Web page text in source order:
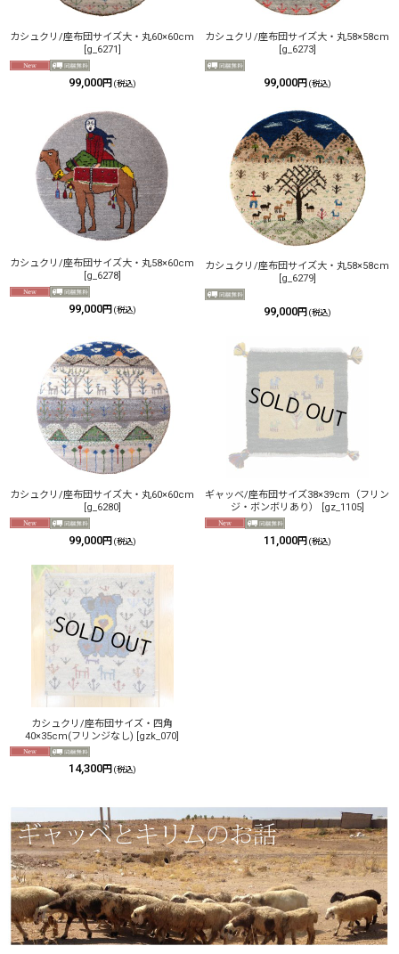
カシュクリ/座布団サイズ大・丸60×60cm
g_6271
99,000円 (税込)
カシュクリ/座布団サイズ大・丸58×58cm
[g_6273]
99,000円 (税込)
カシュクリ/座布団サイズ大・丸58×60cm
g_6278]
99,000円 (税込)
カシュクリ/座布団サイズ大・丸58×58cm
g_6279]
99,000円 (税込)
カシュクリ/座布団サイズ大・丸60×60cm
[g_6280]
99,000円 (税込)
ギャッベ/座布団サイズ38×39cm（フリン
ジ・ボンボリあり）
[gz_1105]
11,000円 (税込)
カシュクリ/座布団サイズ・四角
40×35cm(フリンジなし) [gzk_070]
14,300円 (税込)